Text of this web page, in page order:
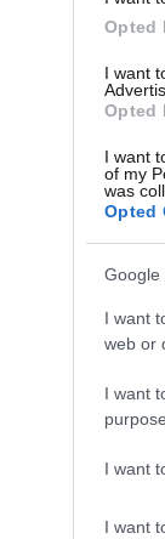
Opted
I want
Opted
I want
of my
was
Opted
Google
I want
web or
I want
I want
I want